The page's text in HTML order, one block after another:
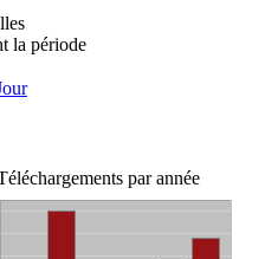
la période
par année